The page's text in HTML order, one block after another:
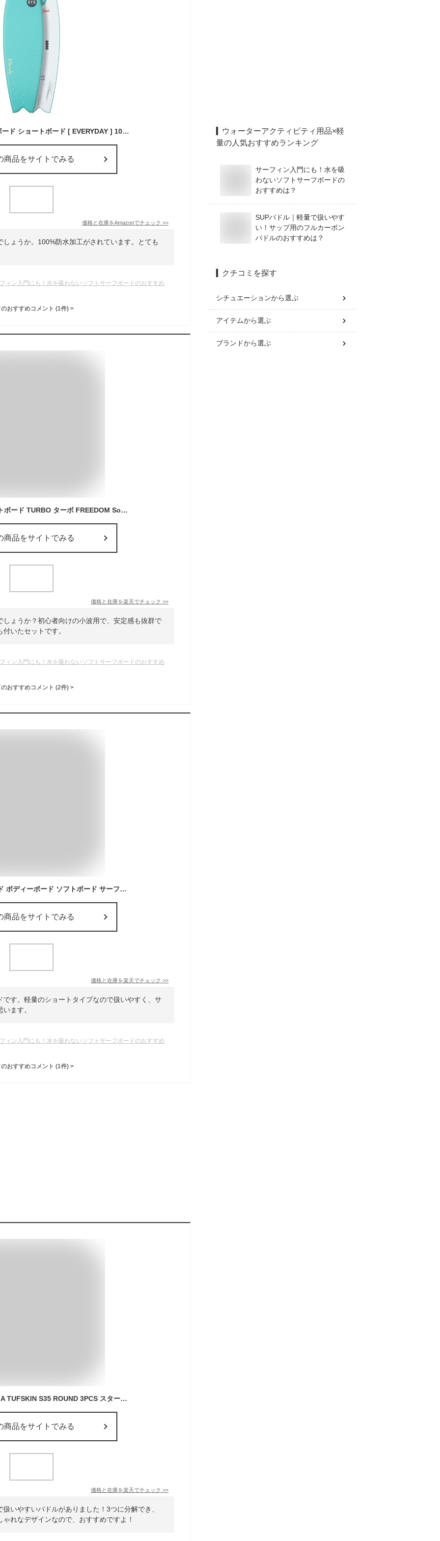
ライド(RYD) ソフトボード ショートボード [ EVERYDAY ] 100%防水フォーム使用 ダブル ストリンガー カメラマウント可能 [ 全長 5.10 ft ] アクアブルー ST12021650 【正規品】
商品をサイトでみる
価格と在庫をAmazonでチェック >>
ょうか。100%防水加工がされています。とても
ィン入門にも！水を吸わないソフトサーフボードのおすすめ
おすすめコメント (1件) >
【フルセット】 ソフトボード TURBO ターボ FREEDOM Softboard フリーダム Swallow Tail 6’0” スワローテール トライフィン 3フィン サーフボード ショートボード 小波用 サーフィン 【あす楽対応】
商品をサイトでみる
価格と在庫を楽天でチェック >>
ょうか？初心者向けの小波用で、安定感も抜群で
いたセットです。
ィン入門にも！水を吸わないソフトサーフボードのおすすめ
おすすめコメント (2件) >
【即納】 ボディボード ボディーボード ソフトボード サーフィン サーフボード ショート 39インチ 39inch ideal 子供 子供用 大人 キッズ ジュニア 初心者 初乗り 波乗り マリンスポーツ リーシュコード サーパストレーディング IB-100
商品をサイトでみる
価格と在庫を楽天でチェック >>
す。軽量のショートタイプなので扱いやすく、サ
ます。
ィン入門にも！水を吸わないソフトサーフボードのおすすめ
おすすめコメント (1件) >
22 STARBOARD LIMA TUFSKIN S35 ROUND 3PCS スターボード リマ フィラメントワインディング 3ピース パドルボード カーボン SUP サップ
商品をサイトでみる
価格と在庫を楽天でチェック >>
いやすいパドルがありました！3つに分解でき、
れなデザインなので、おすすめですよ！
ウォーターアクティビティ用品×軽
量の人気おすすめランキング
サーフィン入門にも！水を吸
わないソフトサーフボードの
おすすめは？
SUPパドル｜軽量で扱いやす
い！サップ用のフルカーボン
パドルのおすすめは？
クチコミを探す
シチュエーションから選ぶ
アイテムから選ぶ
ブランドから選ぶ